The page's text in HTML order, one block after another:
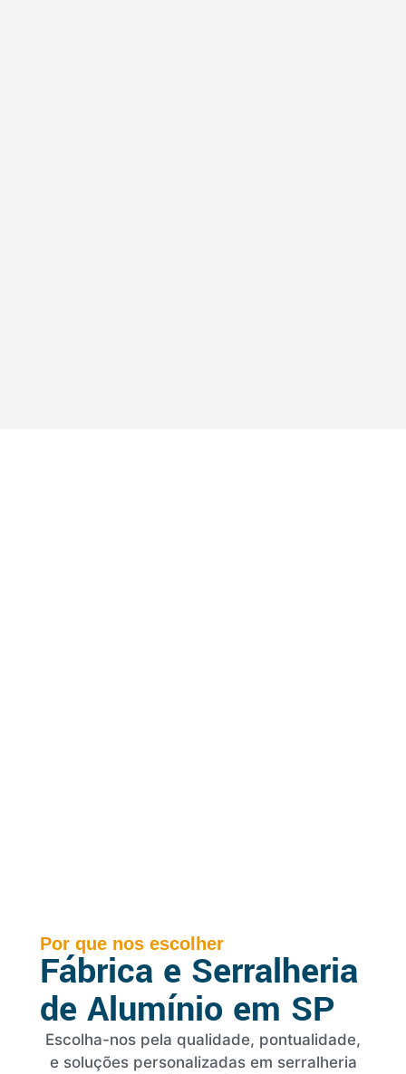
Por que nos escolher
Fábrica e Serralheria
de Alumínio em SP
Escolha-nos pela qualidade, pontualidade,
e soluções personalizadas em serralheria